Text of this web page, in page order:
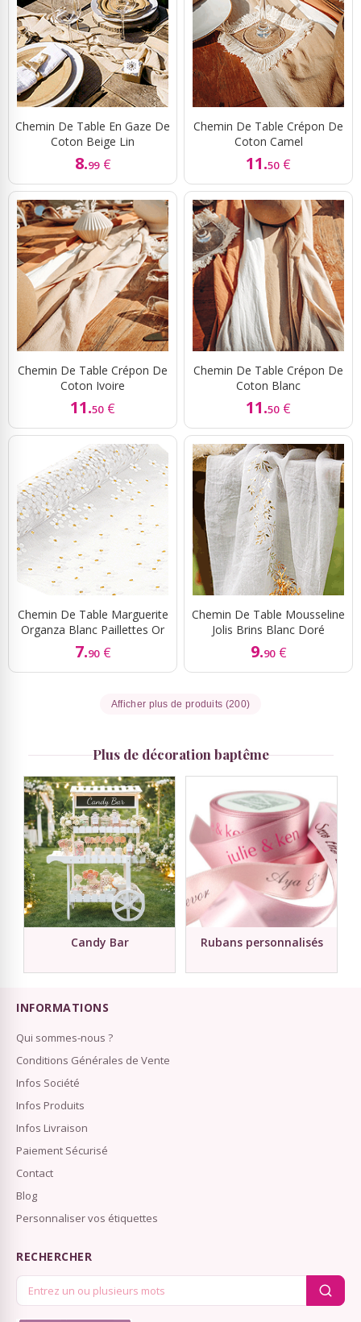
Chemin De Table En Gaze De
Coton Beige Lin
8.99 €
Chemin De Table Crépon De
Coton Camel
11.50 €
Chemin De Table Crépon De
Coton Ivoire
11.50 €
Chemin De Table Crépon De
Coton Blanc
11.50 €
Chemin De Table Marguerite
Organza Blanc Paillettes Or
7.90 €
Chemin De Table Mousseline
Jolis Brins Blanc Doré
9.90 €
Afficher plus de produits (200)
Plus de décoration baptême
Candy Bar Rubans personnalisés
INFORMATIONS
Qui sommes-nous ?
Conditions Générales de Vente
Infos Société
Infos Produits
Infos Livraison
Paiement Sécurisé
Contact
Blog
Personnaliser vos étiquettes
RECHERCHER